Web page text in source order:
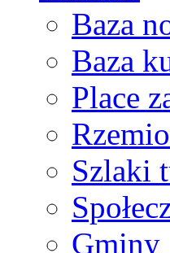
Baza
Baza
Place
Szlaki
Gminy